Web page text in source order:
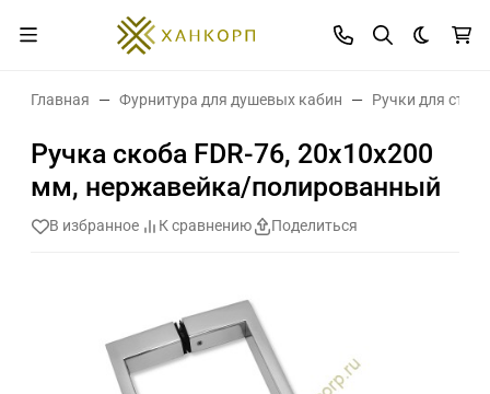
Темная
Главная Фурнитура для душевых кабин Ручки для
Ручка скоба FDR-76, 20х10х200
мм, нержавейка/полированный
В избранное К сравнению Поделиться